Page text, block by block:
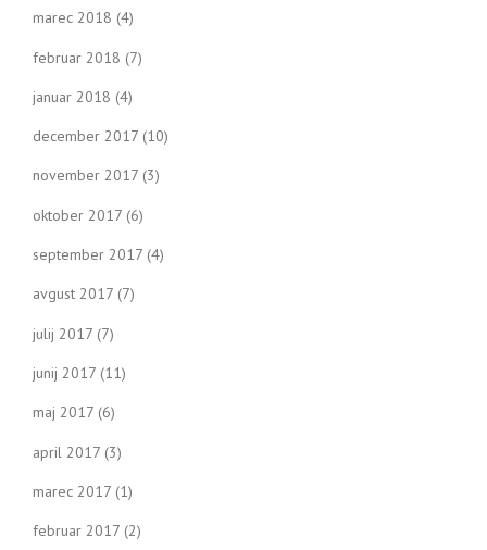
marec 2018 (4)
februar 2018 (7)
januar 2018 (4)
december 2017 (10)
november 2017 (3)
oktober 2017 (6)
september 2017 (4)
avgust 2017 (7)
julij 2017 (7)
junij 2017 (11)
maj 2017 (6)
april 2017 (3)
marec 2017 (1)
februar 2017 (2)